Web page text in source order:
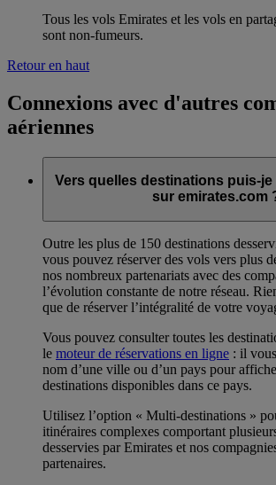
Tous les vols Emirates et les vols en
sont non-fumeurs.
Retour en haut
Connexions avec d'autres
aériennes
Vers quelles destinations puis-je
sur emirates.com
Outre les plus de 150 destinations
vous pouvez réserver des vols vers plus
nos nombreux partenariats avec des
l’évolution constante de notre réseau.
que de réserver l’intégralité de votre
Vous pouvez consulter toutes les
le moteur de réservations en ligne : il
nom d’une ville ou d’un pays pour
destinations disponibles dans ce pays.
Utilisez l’option « Multi-destinations »
itinéraires complexes comportant
desservies par Emirates et nos
partenaires.